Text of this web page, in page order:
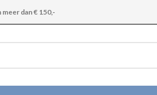
dan € 150,-